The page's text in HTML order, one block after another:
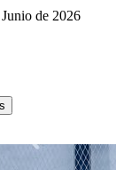
de 2026